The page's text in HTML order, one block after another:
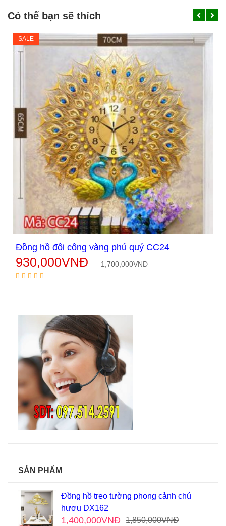
Có thể bạn sẽ thích
SALE
Đồng hồ đôi công vàng phú quý CC24
1,700,000VNĐ
930,000VNĐ
SẢN PHẨM
Đồng hồ treo tường phong cảnh chú
hươu DX162
1,850,000VNĐ
1,400,000VNĐ